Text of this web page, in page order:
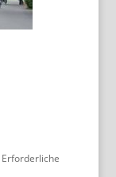
Erforderliche